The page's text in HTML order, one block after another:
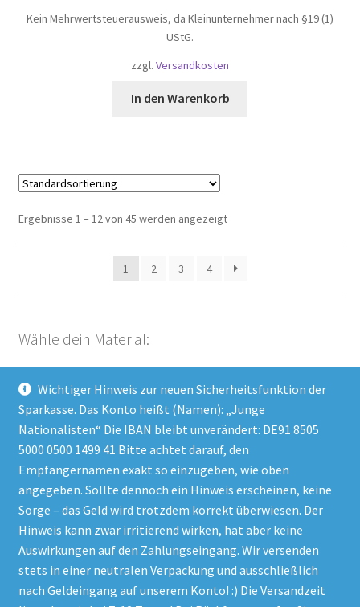
Wichtiger Hinweis zur neuen Sicherheitsfunktion der
Sparkasse. Das Konto heißt (Namen): „Junge
Nationalisten“ Die IBAN bleibt unverändert: DE91 8505
5000 0500 1499 41 Bitte achtet darauf, den
Empfängernamen exakt so einzugeben, wie oben
angegeben. Sollte dennoch ein Hinweis erscheinen, keine
Sorge – das Geld wird trotzdem korrekt überwiesen. Der
Hinweis kann zwar irritierend wirken, hat aber keine
Auswirkungen auf den Zahlungseingang. Wir versenden
stets in einer neutralen Verpackung und ausschließlich
nach Geldeingang auf unserem Konto! :) Die Versandzeit
Kein Mehrwertsteuerausweis, da Kleinunternehmer nach §19 (1)
UStG.
zzgl. Versandkosten
In den Warenkorb
Ergebnisse 1 – 12 von 45 werden angezeigt
1 2 3 4
Wähle dein Material:
Kategorie auswählen
Impressum
Datenschutzerklärung
AGB